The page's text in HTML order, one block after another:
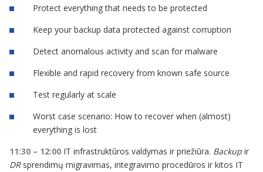
Protect everything that needs to be protected
Keep your backup data protected against corruption
Detect anomalous activity and scan for malware
Flexible and rapid recovery from known safe source
Test regularly at scale
Worst case scenario: How to recover when (almost)
everything is lost
11:30 – 12:00 IT infrastruktūros valdymas ir priežiūra. Backup ir
DRsprendimų migravimas, integravimo procedūros ir kitos IT